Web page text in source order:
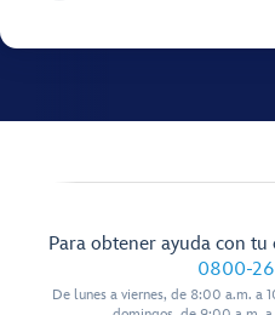
Para obtener ayuda con
0800-
De lunes a viernes, de 8:00 a.m. a